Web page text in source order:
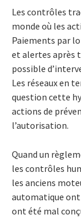
Les contrôles
monde où les
Paiements par
et alertes après
possible
Les réseaux en
question cette
actions de
l’autorisation.
Quand un
les contrôles
les anciens
automatique ont
ont été mal